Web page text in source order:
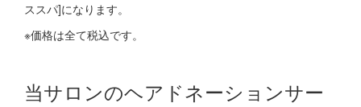
ススパ]になります。
※価格は全て税込です。
当サロンのヘアドネーションサー